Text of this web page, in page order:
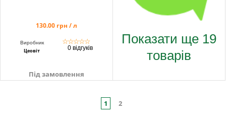
130.00 грн / л
Виробник
Цеовіт
☆☆☆☆☆
0 відгуків
Під замовлення
Показати ще 19
товарів
1 2